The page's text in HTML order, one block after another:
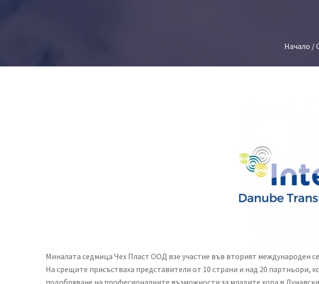
Начало /
Миналата седмица Чех Пласт ООД взе участие във вторият международен
На срещите присъстваха представители от 10 страни и над 20 партньори,
подобряване на професионалните възможности за младите хора в